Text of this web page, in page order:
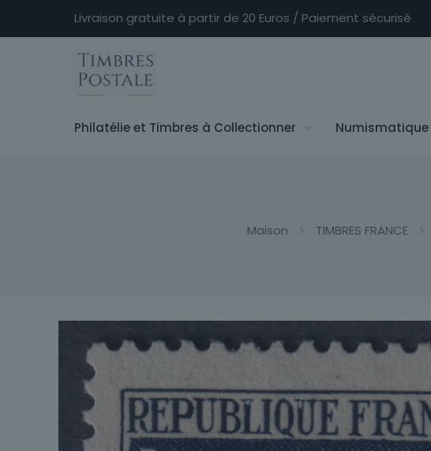
Livraison gratuite à partir de 20 Euros / Paiement sécurisé
Philatélie et Timbres à Collectionner Numismatique
Maison TIMBRES FRANCE